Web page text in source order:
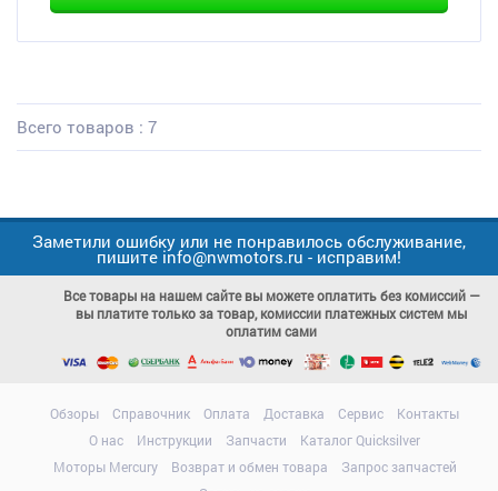
Всего товаров : 7
Заметили ошибку или не понравилось обслуживание,
пишите info@nwmotors.ru - исправим!
Все товары на нашем сайте вы можете оплатить без комиссий —
вы платите только за товар, комиссии платежных систем мы
оплатим сами
Обзоры Справочник Оплата Доставка Сервис
Контакты
О нас
Инструкции Запчасти
Каталог Quicksilver
Моторы Mercury
Возврат и обмен товара
Запрос запчастей